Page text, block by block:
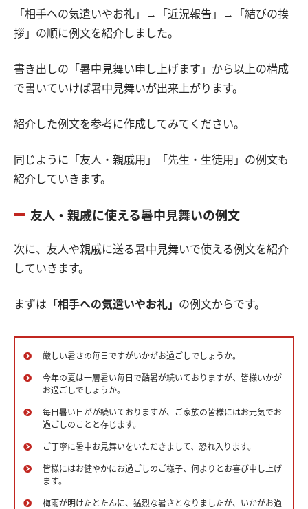
「相手への気遣いやお礼」→「近況報告」→「結びの挨
拶」の順に例文を紹介しました。
書き出しの「暑中見舞い申し上げます」から以上の構成
で書いていけば暑中見舞いが出来上がります。
紹介した例文を参考に作成してみてください。
同じように「友人・親戚用」「先生・生徒用」の例文も
紹介していきます。
友人・親戚に使える暑中見舞いの例文
次に、友人や親戚に送る暑中見舞いで使える例文を紹介
していきます。
まずは 「相手への気遣いやお礼」 の例文からです。
厳しい暑さの毎日ですがいかがお過ごしでしょうか。
今年の夏は一層暑い毎日で酷暑が続いておりますが、皆様いかが
お過ごしでしょうか。
毎日暑い日がが続いておりますが、ご家族の皆様にはお元気でお
過ごしのことと存じます。
ご丁寧に暑中お見舞いをいただきまして、恐れ入ります。
皆様にはお健やかにお過ごしのご様子、何よりとお喜び申し上げ
ます。
梅雨が明けたとたんに、猛烈な暑さとなりましたが、いかがお過